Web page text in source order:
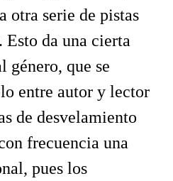
otra serie de pistas
Esto da una cierta
género, que se
entre autor y lector
de desvelamiento
frecuencia una
pues los